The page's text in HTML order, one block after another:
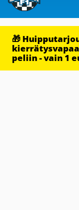
🎁
peliin - vain 1